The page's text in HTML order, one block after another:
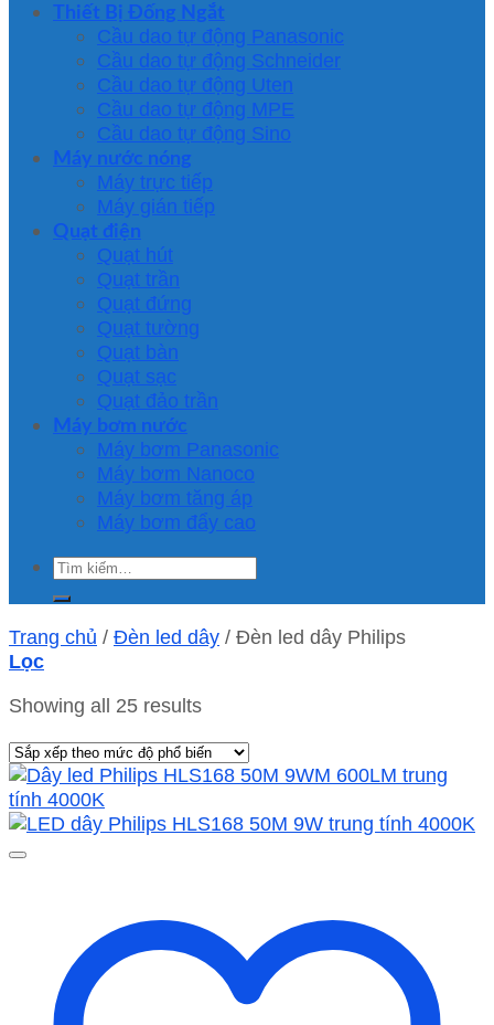
Thiết Bị Đống Ngắt
Cầu dao tự động Panasonic
Cầu dao tự động Schneider
Cầu dao tự động Uten
Cầu dao tự động MPE
Cầu dao tự động Sino
Máy nước nóng
Máy trực tiếp
Máy gián tiếp
Quạt điện
Quạt hút
Quạt trần
Quạt đứng
Quạt tường
Quạt bàn
Quạt sạc
Quạt đảo trần
Máy bơm nước
Máy bơm Panasonic
Máy bơm Nanoco
Máy bơm tăng áp
Máy bơm đẩy cao
Tìm
kiếm:
Trang chủ / Đèn led dây / Đèn led dây Philips
Lọc
Showing all 25 results